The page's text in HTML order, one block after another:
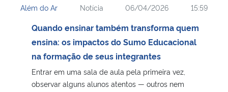
PlanaltoAlém do Ar Notícia 06/04/2026 15:59
Quando ensinar também transforma quem
ensina: os impactos do Sumo Educacional
na formação de seus integrantes
Entrar em uma sala de aula pela primeira vez,
observar alguns alunos atentos — outros nem